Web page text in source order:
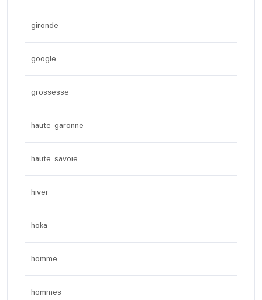
gironde
google
grossesse
haute garonne
haute savoie
hiver
hoka
homme
hommes